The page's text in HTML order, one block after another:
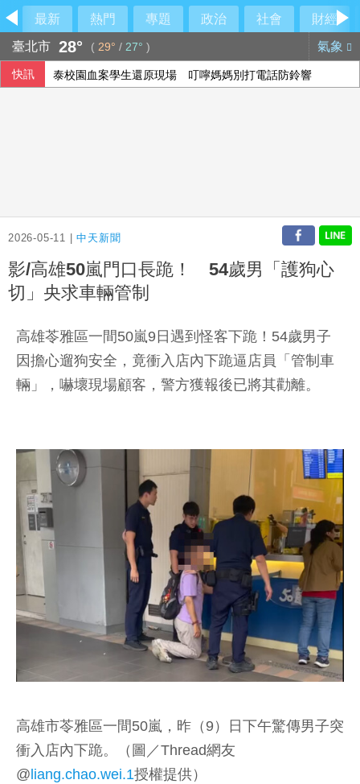
最新 熱門 專題 政治 社會
財經
臺北市 28° ( 29° / 27° ) 氣象
快訊 泰校園血案學生還原現場 叮嚀媽媽別打電話防鈴響
2026-05-11 |中天新聞
影/高雄50嵐門口長跪！ 54歲男「護狗心
切」央求車輛管制
高雄苓雅區一間50嵐9日遇到怪客下跪！54歲男子
因擔心遛狗安全，竟衝入店內下跪逼店員「管制車
輛」，嚇壞現場顧客，警方獲報後已將其勸離。
高雄市苓雅區一間50嵐，昨（9）日下午驚傳男子突
衝入店內下跪。（圖／Thread網友
@ liang.chao.wei.1授權提供）